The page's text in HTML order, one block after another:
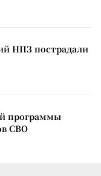
НПЗ пострадали
программы
СВО